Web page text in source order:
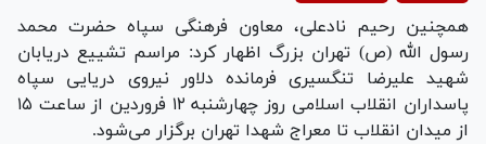
Video
همچنین رحیم نادعلی، معاون فرهنگی سپاه حضرت محمد
رسول الله (ص) تهران بزرگ اظهار کرد: مراسم تشییع دریابان
شهید علیرضا تنگسیری فرمانده دلاور نیروی دریایی سپاه
پاسداران انقلاب اسلامی روز چهارشنبه ۱۲ فروردین از ساعت ۱۵
از میدان انقلاب تا معراج شهدا تهران برگزار می‌شود.